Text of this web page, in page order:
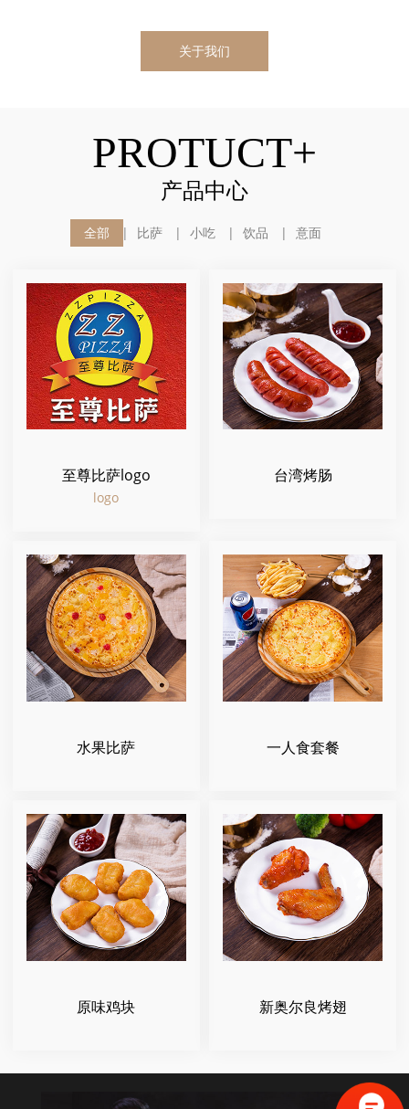
关于我们
PROTUCT+
产品中心
全部 比萨 小吃 饮品 意面
至尊比萨logo
logo
台湾烤肠
水果比萨 一人食套餐
原味鸡块 新奥尔良烤翅